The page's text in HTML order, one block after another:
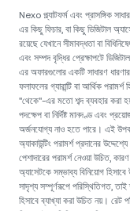
Nexo প্ল্যাটফর্ম এবং প্রাসঙ্গিক
এর কিছু ফিচার, বা কিছু ডিজিটাল
রয়েছে যেখানে সীমাবদ্ধতা বা
এবং সম্পদ বৃদ্ধির প্রেক্ষাপটে
এর অফারগুলোর একটি সাধারণ
ফলাফলের গ্যারান্টি বা আর্থিক
"থেকে"-এর মতো শব্দ ব্যবহার করা
পদক্ষেপ বা নির্দিষ্ট মানদণ্ড এবং
অর্জনযোগ্য নাও হতে পারে। এই
অ্যাকাউন্টিং পরামর্শ প্রদানের
পেশাদারের পরামর্শ নেওয়া উচিত,
অ্যাসেটকে সম্ভাব্য বিনিয়োগ
সাদৃশ্য সম্পূর্ণরূপে পরিস্থিতিগত,
হিসাবে ব্যাখ্যা করা উচিত নয়। রেট